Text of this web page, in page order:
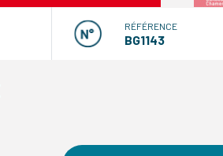
RÉFÉRENCE
BG1143